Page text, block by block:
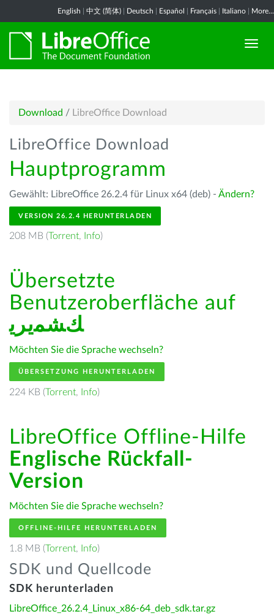
English 中文 (简体) Deutsch Español Français Italiano More...
Download / LibreOffice Download
LibreOffice Download
Hauptprogramm
Gewählt: LibreOffice 26.2.4 für Linux x64 (deb) - Ändern?
VERSION 26.2.4 HERUNTERLADEN
208 MB (Torrent, Info)
Übersetzte
Benutzeroberfläche auf
ﻚﺸﻤﻳﺮﻳ
Möchten Sie die Sprache wechseln?
ÜBERSETZUNG HERUNTERLADEN
224 KB (Torrent, Info)
LibreOffice Offline-Hilfe
Englische Rückfall-
Version
Möchten Sie die Sprache wechseln?
OFFLINE-HILFE HERUNTERLADEN
1.8 MB (Torrent, Info)
SDK und Quellcode
SDK herunterladen
LibreOffice_26.2.4_Linux_x86-64_deb_sdk.tar.gz